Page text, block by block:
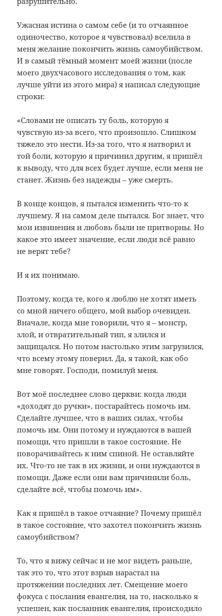
Ужасная истина о самом себе (и то отчаянное
одиночество, которое я чувствовал) вселила в
меня желание покончить жизнь самоубийством.
И в самый тёмный момент моей жизни (после
моего двухчасового исследования о том, как
лучше уйти из этого мира) я написал следующие
строки:
«Словами не описать ту боль, которую я
чувствую из-за всего, что произошло. Слишком
тяжело это нести. Из-за того, что я натворил и
той боли, которую я причинил другим, я пришёл
к выводу, что для всех будет лучше, если меня не
станет. Жизнь без надежды – уже смерть.
В конце концов, я пытался изменить что-то к
лучшему. Я на самом деле пытался. Бог знает, что
мои извинения и любовь были не притворны. Но
какое это имеет значение, если люди всё равно
не верят тебе?
И я их понимаю.
Поэтому, когда те, кого я люблю не хотят иметь
со мной ничего общего, мой выбор очевиден.
Вначале, когда мне говорили, что я – монстр,
злой, и отвратительный тип, я злился и
защищался. Но потом настолько этим загрузился,
что всему этому поверил. Да, я такой, как обо
мне говорят. Господи, помилуй меня.
Вот моё последнее слово церкви: когда люди
«доходят до ручки», постарайтесь помочь им.
Сделайте лучшее, что в ваших силах, чтобы
помочь им. Они потому и нуждаются в вашей
помощи, что пришли в такое состояние. Не
поворачивайтесь к ним спиной. Не оставляйте
их. Что-то не так в их жизни, и они нуждаются в
помощи. Даже если они вам причинили боль,
сделайте всё, чтобы помочь им».
Как я пришёл в такое отчаяние? Почему пришёл
в такое состояние, что захотел покончить жизнь
самоубийством?
То, что я вижу сейчас и не мог видеть раньше,
так это то, что этот взрыв нарастал на
протяжении последних лет. Смещение моего
фокуса с послания евангелия, на то, насколько я
успешен, как посланник евангелия, происходило